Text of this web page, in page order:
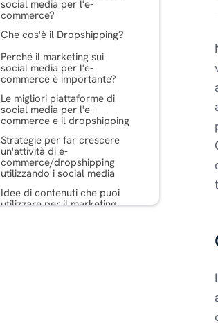
social media per l'e-
commerce?
Che cos'è il Dropshipping?
Perché il marketing sui
social media per l'e-
commerce è importante?
Le migliori piattaforme di
social media per l'e-
commerce e il dropshipping
Strategie per far crescere
un'attività di e-
commerce/dropshipping
utilizzando i social media
Idee di contenuti che puoi
utilizzare per il marketing